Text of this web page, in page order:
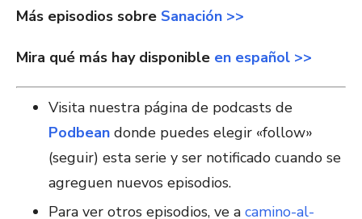
Más episodios sobre Sanación >>
Mira qué más hay disponible en español >>
Visita nuestra página de podcasts de
Podbean donde puedes elegir «follow»
(seguir) esta serie y ser notificado cuando se
agreguen nuevos episodios.
Para ver otros episodios, ve a camino-al-